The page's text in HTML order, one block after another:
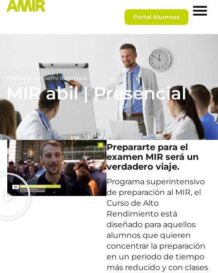
Portal Alumnos
Preparación Semi Intensiva
MIR abil | Presencial
Prepararte para el
examen MIR será un
verdadero viaje.
Programa superintensivo
de preparación al MIR, el
Curso de Alto
Rendimiento está
diseñado para aquellos
alumnos que quieren
concentrar la preparación
en un periodo de tiempo
más reducido y con clases